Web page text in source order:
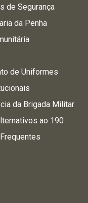
de Segurança
da Penha
de Uniformes
da Brigada Militar
ao 190